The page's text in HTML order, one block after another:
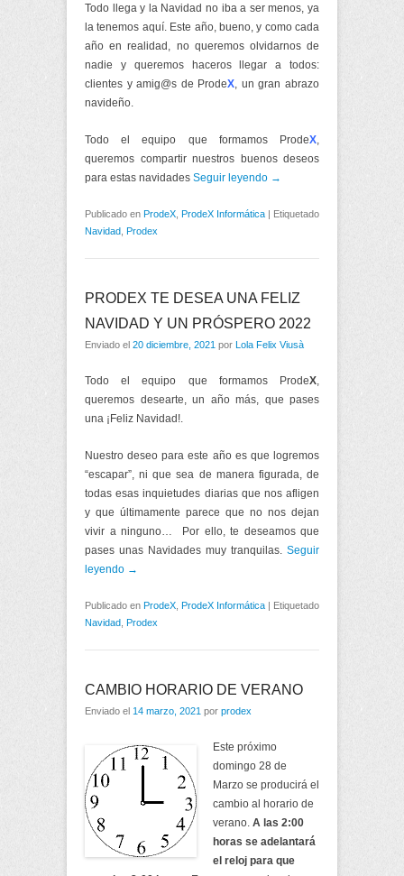
Todo llega y la Navidad no iba a ser menos, ya
la tenemos aquí. Este año, bueno, y como cada
año en realidad, no queremos olvidarnos de
nadie y queremos haceros llegar a todos:
clientes y amig@s de ProdeX , un gran abrazo
navideño.
Todo el equipo que formamos ProdeX
queremos compartir nuestros buenos deseos
para estas navidades Seguir leyendo →
Publicado en ProdeX ProdeX Informática | Etiquetado
Navidad Prodex
PRODEX TE DESEA UNA FELIZ
NAVIDAD Y UN PRÓSPERO 2022
Enviado el 20 diciembre, 2021 por Lola Felix Viusà
Todo el equipo que formamos ProdeX
queremos desearte, un año más, que pases
una ¡Feliz Navidad!.
Nuestro deseo para este año es que logremos
“escapar”, ni que sea de manera figurada, de
todas esas inquietudes diarias que nos afligen
y que últimamente parece que no nos dejan
vivir a ninguno… Por ello, te deseamos que
pases unas Navidades muy tranquilas. Seguir
leyendo →
Publicado en ProdeX ProdeX Informática | Etiquetado
Navidad Prodex
CAMBIO HORARIO DE VERANO
Enviado el 14 marzo, 2021 por prodex
Este próximo
domingo 28 de
Marzo se producirá el
cambio al horario de
verano. A las 2:00
horas se adelantará
el reloj para que